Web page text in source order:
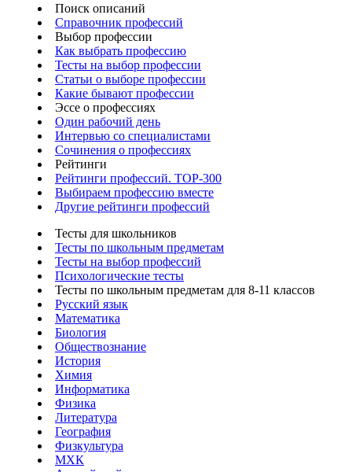
Поиск описаний
Справочник профессий
Выбор профессии
Как выбрать профессию
Тесты на выбор профессии
Статьи о выборе профессии
Какие бывают профессии
Эссе о профессиях
Один рабочий день
Интервью со специалистами
Сочинения о профессиях
Рейтинги
Рейтинги профессий. TOP-300
Выбираем профессию вместе
Другие рейтинги профессий
Тесты для школьников
Тесты по школьным предметам
Тесты на выбор профессий
Психологические тесты
Тесты по школьным предметам для 8-11 классов
Русский язык
Математика
Биология
Обществознание
История
Химия
Информатика
Физика
Литература
География
Физкультура
МХК